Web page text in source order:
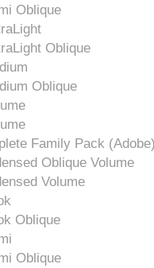
Oblique
Oblique
Oblique
Family Pack
Oblique Volume
Volume
Oblique
Oblique